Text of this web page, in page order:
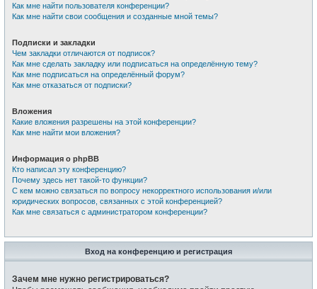
Как мне найти пользователя конференции?
Как мне найти свои сообщения и созданные мной темы?
Подписки и закладки
Чем закладки отличаются от подписок?
Как мне сделать закладку или подписаться на определённую тему?
Как мне подписаться на определённый форум?
Как мне отказаться от подписки?
Вложения
Какие вложения разрешены на этой конференции?
Как мне найти мои вложения?
Информация о phpBB
Кто написал эту конференцию?
Почему здесь нет такой-то функции?
С кем можно связаться по вопросу некорректного использования и/или
юридических вопросов, связанных с этой конференцией?
Как мне связаться с администратором конференции?
Вход на конференцию и регистрация
Зачем мне нужно регистрироваться?